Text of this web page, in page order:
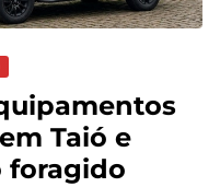
Taió e
foragido